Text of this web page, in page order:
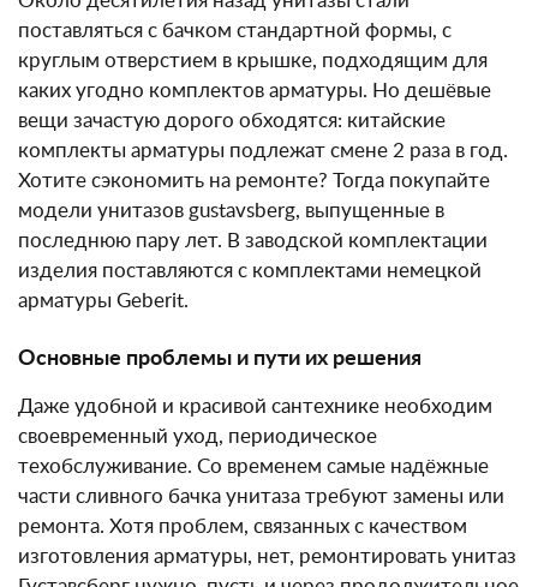
поставляться с бачком стандартной формы, с
круглым отверстием в крышке, подходящим для
каких угодно комплектов арматуры. Но дешёвые
вещи зачастую дорого обходятся: китайские
комплекты арматуры подлежат смене 2 раза в год.
Хотите сэкономить на ремонте? Тогда покупайте
модели унитазов gustavsberg, выпущенные в
последнюю пару лет. В заводской комплектации
изделия поставляются с комплектами немецкой
арматуры Geberit.
Основные проблемы и пути их решения
Даже удобной и красивой сантехнике необходим
своевременный уход, периодическое
техобслуживание. Со временем самые надёжные
части сливного бачка унитаза требуют замены или
ремонта. Хотя проблем, связанных с качеством
изготовления арматуры, нет, ремонтировать унитаз